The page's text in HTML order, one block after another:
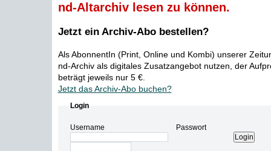
nd-Altarchiv lesen zu können.
Jetzt ein Archiv-Abo bestellen?
Als AbonnentIn (Print, Online und Kombi) unserer
nd-Archiv als digitales Zusatzangebot nutzen, der
beträgt jeweils nur 5 €.
Jetzt das Archiv-Abo buchen?
Login
Username Passwort